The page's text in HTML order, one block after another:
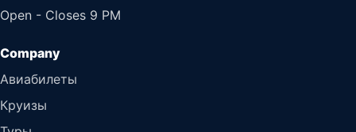
Open - Closes 9 PM
Авиабилеты
Круизы